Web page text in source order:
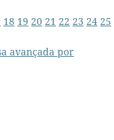
18 19 20 21 22 23 24 25
avançada por